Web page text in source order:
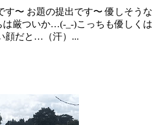
す〜 お題の提出です〜 優しそうな
厳ついか…(-_-)こっちも優しくは
顔だと…（汗）...